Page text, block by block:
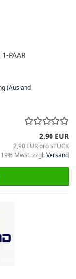
1-PAAR
(Ausland
2,90 EUR
2,90 EUR pro STÜCK
MwSt. zzgl.Versand